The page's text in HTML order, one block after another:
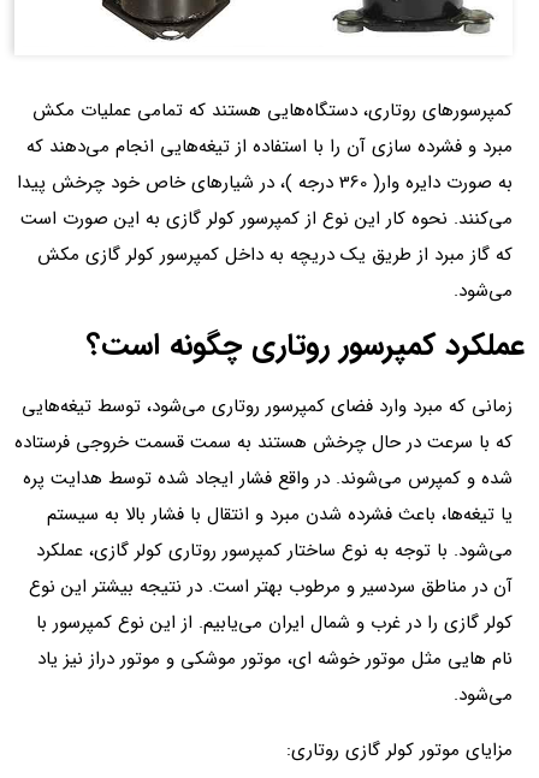
کمپرسورهای روتاری، دستگاه‌هایی هستند که تمامی عملیات مکش
مبرد و فشرده سازی آن را با استفاده از تیغه‌هایی انجام می‌دهند که
به صورت دایره وار( 360 درجه )، در شیارهای خاص خود چرخش پیدا
می‌کنند. نحوه کار این نوع از کمپرسور کولر گازی به این صورت است
که گاز مبرد از طریق یک دریچه به داخل کمپرسور کولر گازی مکش
می‌شود.
عملکرد کمپرسور روتاری چگونه است؟
زمانی که مبرد وارد فضای کمپرسور روتاری می‌شود، توسط تیغه‌هایی
که با سرعت در حال چرخش هستند به سمت قسمت خروجی فرستاده
شده و کمپرس می‌شوند. در واقع فشار ایجاد شده توسط هدایت پره
یا تیغه‌ها، باعث فشرده شدن مبرد و انتقال با فشار بالا به سیستم
می‌شود. با توجه به نوع ساختار کمپرسور روتاری کولر گازی، عملکرد
آن در مناطق سردسیر و مرطوب بهتر است. در نتیجه بیشتر این نوع
کولر گازی را در غرب و شمال ایران می‌یابیم. از این نوع کمپرسور با
نام هایی مثل موتور خوشه ای، موتور موشکی و موتور دراز نیز یاد
می‌شود.
مزایای موتور کولر گازی روتاری: